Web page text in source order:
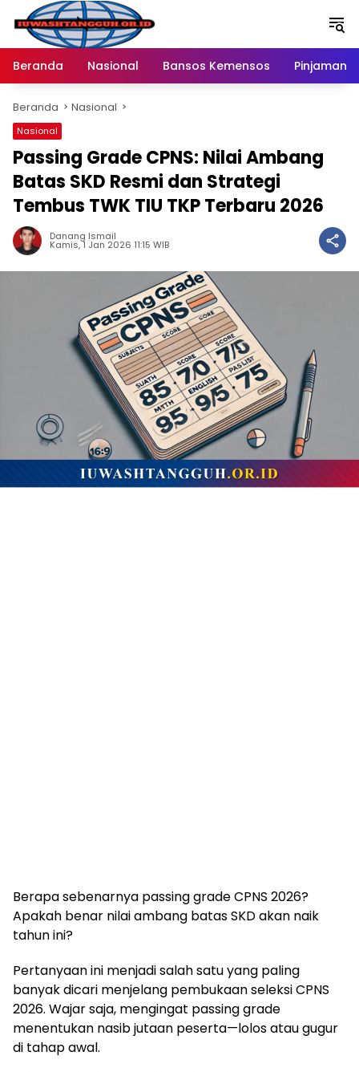
Langsung
konten
Beranda
Nasional Bansos Kemensos Pinjaman
Beranda Nasional
Nasional
Passing Grade CPNS: Nilai Ambang
Batas SKD Resmi dan Strategi
Tembus TWK TIU TKP Terbaru 2026
Danang Ismail
Kamis, 1 Jan 2026 11:15 WIB
Berapa sebenarnya passing grade CPNS 2026?
Apakah benar nilai ambang batas SKD akan naik
tahun ini?
Pertanyaan ini menjadi salah satu yang paling
banyak dicari menjelang pembukaan seleksi CPNS
2026. Wajar saja, mengingat passing grade
menentukan nasib jutaan peserta—lolos atau gugur
di tahap awal.